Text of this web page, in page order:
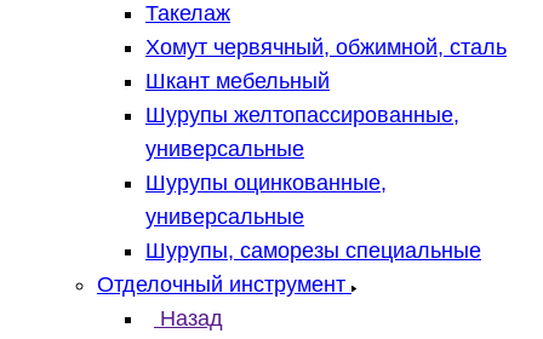
Такелаж
Хомут червячный, обжимной, сталь
Шкант мебельный
Шурупы желтопассированные,
универсальные
Шурупы оцинкованные,
универсальные
Шурупы, саморезы специальные
Отделочный инструмент
Назад